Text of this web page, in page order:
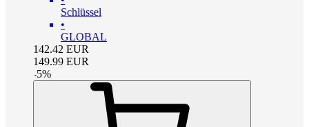
Schlüssel
•
GLOBAL
142.42 EUR
149.99 EUR
-5%